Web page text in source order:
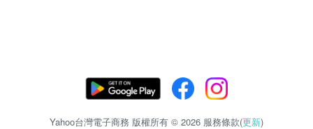
Yahoo台灣電子商務 版權所有 © 2026 服務條款(更新)